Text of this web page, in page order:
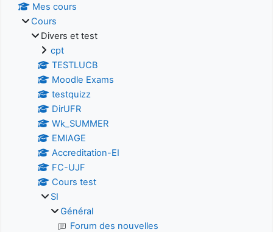
Mes cours
Cours
Divers et test
cpt
TESTLUCB
Moodle Exams
testquizz
DirUFR
Wk_SUMMER
EMIAGE
Accreditation-EI
FC-UJF
Cours test
SI
Général
Forum des nouvelles